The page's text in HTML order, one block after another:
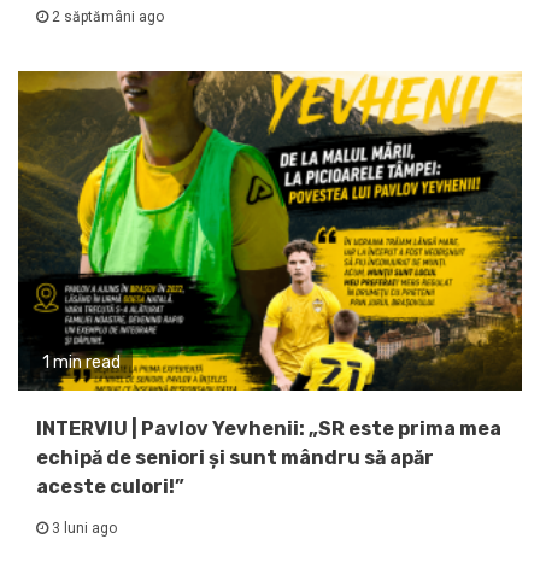
2 săptămâni ago
1 min read
INTERVIU | Pavlov Yevhenii: „SR este prima mea
echipă de seniori și sunt mândru să apăr
aceste culori!”
3 luni ago